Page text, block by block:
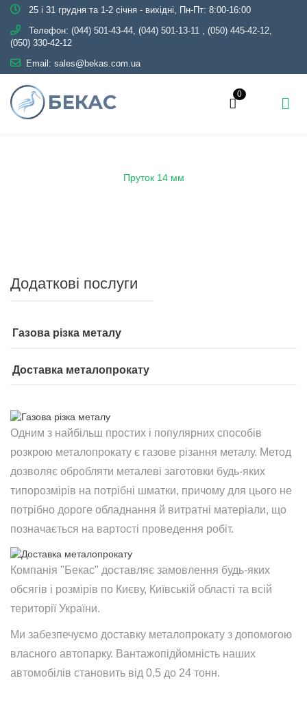
25 і 31 грудня та 1-2 січня - вихідні, Пн-Пт: 8:00-16:00
Телефон: (044) 501-43-44, (044) 501-13-11 , (050) 445-42-12,
(050) 330-42-12
Email: sales@bekas.com.ua
0
Пруток 14 мм
Додаткові послуги
Газова різка металу
Доставка металопрокату
Одним з найбільш простих і популярних способів
розкрою металопрокату є газове різання металу. Метод
дозволяє обробляти металеві заготовки будь-яких
типорозмірів на потрібні шматки, причому для цього не
потрібно дороге обладнання й витратні матеріали, що
позначається на вартості проведення робіт.
Компанія "Бекас" доставляє замовлення будь-яких
обсягів і розмірів по Києву, Київській області та всій
території України.
Ми забезпечуємо доставку металопрокату з допомогою
власного автопарку. Вантажопідйомність наших
автомобілів становить від 0,5 до 24 тонн.